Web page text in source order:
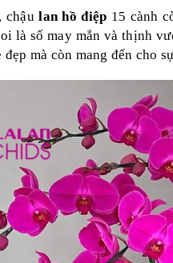
chậulan hồ điệp 15 cành
là số may mắn và thịnh
mà còn mang đến cho